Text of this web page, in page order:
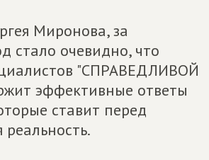
Миронова, за
стало очевидно, что
"СПРАВЕДЛИВОЙ
эффективные ответы
ставит перед